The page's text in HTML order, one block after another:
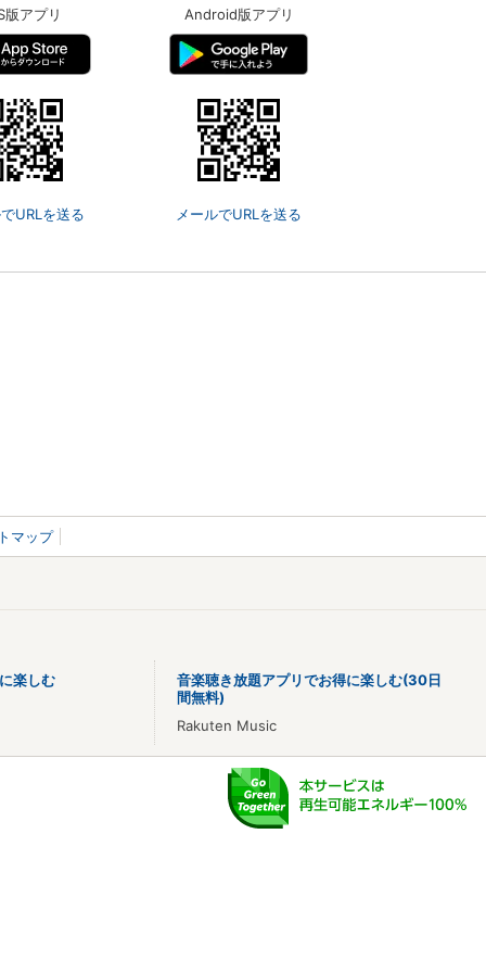
版アプリ
URLを送る
Android版アプリ
メールでURLを送る
マップ
楽しむ
音楽聴き放題アプリでお得に楽しむ(30日
間無料)
Rakuten Music